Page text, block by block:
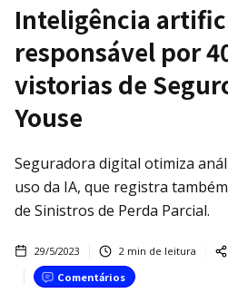
Inteligência
responsável por
vistorias de
Youse
Seguradora digital otimiza
uso da IA, que registra
de Sinistros de Perda Parcial.
29/5/2023 2 min de leitura
Comentários